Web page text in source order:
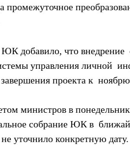
промежуточное
добавило, что внедрение
управления личной
проекта к
министров в
собрание ЮК в
уточнило конкретную дату.